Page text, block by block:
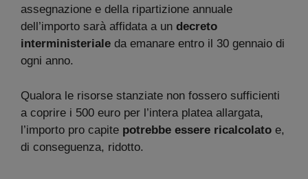
assegnazione e della ripartizione annuale
dell’importo sarà affidata a un decreto
interministeriale da emanare entro il 30 gennaio di
ogni anno.
Qualora le risorse stanziate non fossero sufficienti
a coprire i 500 euro per l’intera platea allargata,
l’importo pro capite potrebbe essere ricalcolato e,
di conseguenza, ridotto.